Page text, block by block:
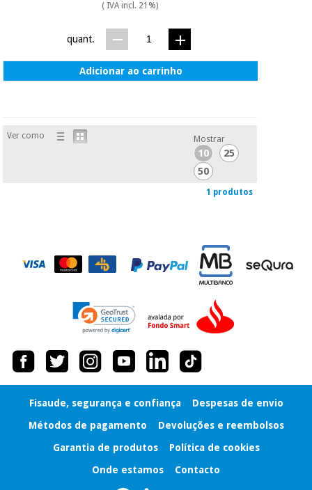
(liquidação)
sanitário
( IVA incl. 21%)
quant.
Adicionar ao carrinho
Ver como Mostrar
10
25
50
1 produtos
Fisaude, segurança e confiança
Despesas de envio
Métodos de pagamento
Devoluções e reembolsos
Garantia de produtos
Política de cookies
Onde estamos
Contacto